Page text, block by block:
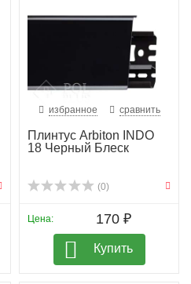
избранное сравнить
Плинтус Arbiton INDO
18 Черный Блеск
(0)
Цена: 170 ₽
Купить